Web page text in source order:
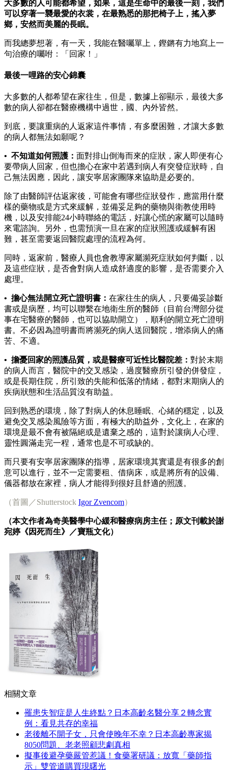
大多數的人可能都希望，如果，這是生命中的最後一刻，我們
可以穿著一襲最愛的衣裳，在最熟悉的那把椅子上，搖入夢
鄉，安然而美麗的長眠。
而我總夢想著，有一天，我能在醫囑單上，鏗鏘有力地寫上一
句治療的囑咐：「回家！」
最後一哩路的安心錦囊
大多數的人都希望在家往生，但是，數據上卻顯示，最後大多
數的病人卻都在醫療機構中過世，國、內外皆然。
到底，要讓重病的人返家這件事情，有多麼困難，才讓大多數
的病人都無法如願呢？
• 不知道如何照護： 面對排山倒海而來的症狀，家人即便有心
要帶病人回家，但也擔心在家中若遇到病人有突發症狀時，自
己無法因應，因此，讓安寧居家團隊來協助是必要的。
除了由醫師評估返家後，可能會有哪些症狀發作，應當用什麼
樣的藥物或是方式來緩解，並備妥足夠的藥物與衛教使用時
機，以及安排能24小時聯絡的電話，好讓心慌的家屬可以隨時
來電諮詢。另外，也需預演一旦在家的症狀照護或緩解有困
難，甚至需要返回醫院處理的流程為何。
同時，返家前，醫療人員也會教導家屬瀕死症狀如何判斷，以
及這些症狀，是否會對病人造成舒適度的影響，是否需要介入
處理。
• 擔心無法開立死亡證明書： 在家往生的病人，只要備妥診斷
書或是病歷，均可以聯繫在地衛生所的醫師（目前台灣部分從
事在宅醫療的醫師，也可以協助開立），順利的開立死亡證明
書。不必因為證明書而將瀕死的病人送回醫院，增添病人的痛
苦、不適。
• 擔憂回家的照護品質，或是醫療可近性比醫院差： 對於末期
的病人而言，醫院中的交叉感染，過度醫療所引發的併發症，
或是長期住院，所引致的失能和低落的情緒，都對末期病人的
疾病狀態和生活品質沒有助益。
回到熟悉的環境，除了對病人的休息睡眠、心緒的穩定，以及
避免交叉感染風險等方面，有極大的助益外，文化上，在家的
環境是最不會有被隔絕或是遺棄之感的，這對於讓病人心理、
靈性圓滿走完一程，通常也是不可或缺的。
而只要有安寧居家團隊的指導，居家環境其實還是有很多的創
意可以進行，並不一定需要租、借病床，或是將所有的設備、
儀器都放在家裡，病人才能得到很好且舒適的照護。
（首圖／Shutterstock Igor Zvencom）
（本文作者為奇美醫學中心緩和醫療病房主任；原文刊載於謝
宛婷《因死而生》／寶瓶文化）
相關文章
罹患失智症是人生終點？日本高齡名醫分享２轉念實
例：看見共存的幸福
老後離不開子女，只會使晚年不幸？日本高齡專家揭
8050問題、老老照顧悲劇真相
擬事後避孕藥嚴管惹議！食藥署研議：放寬「藥師指
示」雙管道購買現曙光